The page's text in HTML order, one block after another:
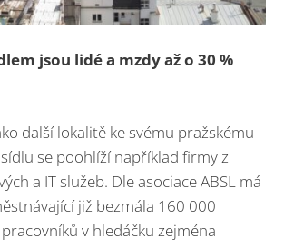
jsou lidé a mzdy až o 30 %
další lokalitě ke svému pražskému
se poohlíží například firmy z
a IT služeb. Dle asociace ABSL má
již bezmála 160 000
v hledáčku zejména